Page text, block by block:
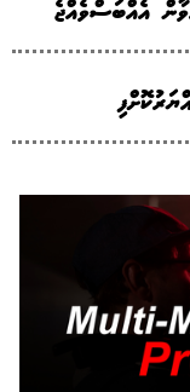
އެއްބަސްވެއްޖެ